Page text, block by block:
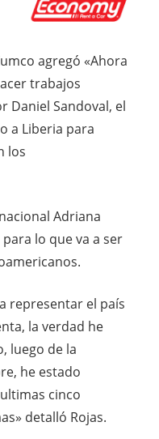
agregó «Ahora
trabajos
Daniel Sandoval, el
a Liberia para
los
Adriana
lo que va a ser
representar el país
la verdad he
luego de la
he estado
cinco
detalló Rojas.